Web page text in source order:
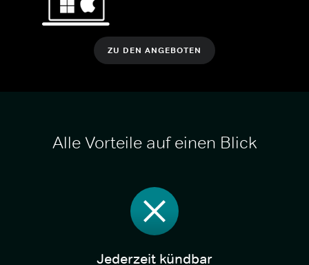
ZU DEN ANGEBOTEN
Alle Vorteile auf einen Blick
Jederzeit kündbar